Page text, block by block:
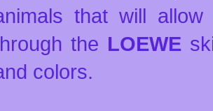
that will
the LOEWE
colors.